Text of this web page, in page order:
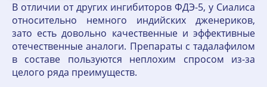
В отличии от других ингибиторов ФДЭ-5, у Сиалиса
относительно немного индийских дженериков,
зато есть довольно качественные и эффективные
отечественные аналоги. Препараты с тадалафилом
в составе пользуются неплохим спросом из-за
целого ряда преимуществ.